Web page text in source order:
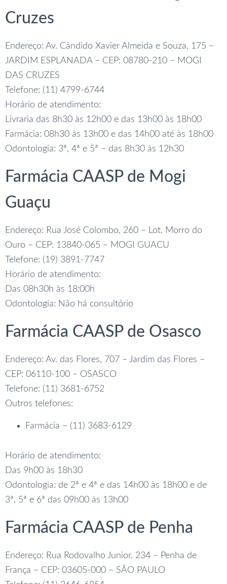
Cruzes
Endereço: Av. Cândido Xavier Almeida e Souza, 175 –
JARDIM ESPLANADA – CEP: 08780-210 – MOGI
DAS CRUZES
Telefone: (11) 4799-6744
Horário de atendimento:
Livraria das 8h30 às 12h00 e das 13h00 às 18h00
Farmácia: 08h30 às 13h00 e das 14h00 até às 18h00
Odontologia: 3ª, 4ª e 5ª – das 8h30 às 12h30
Farmácia CAASP de Mogi
Guaçu
Endereço: Rua José Colombo, 260 – Lot. Morro do
Ouro – CEP: 13840-065 – MOGI GUACU
Telefone: (19) 3891-7747
Horário de atendimento:
Das 08h30h às 18:00h
Odontologia: Não há consultório
Farmácia CAASP de Osasco
Endereço: Av. das Flores, 707 – Jardim das Flores –
CEP: 06110-100 – OSASCO
Telefone: (11) 3681-6752
Outros telefones:
Farmácia – (11) 3683-6129
Horário de atendimento:
Das 9h00 às 18h30
Odontologia: de 2ª e 4ª e das 14h00 às 18h00 e de
3ª, 5ª e 6ª das 09h00 às 13h00
Farmácia CAASP de Penha
Endereço: Rua Rodovalho Junior, 234 – Penha de
França – CEP: 03605-000 – SÃO PAULO